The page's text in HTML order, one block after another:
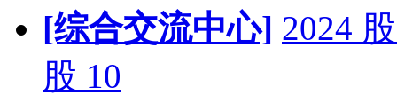
[综合交流中心] 2024
股 10